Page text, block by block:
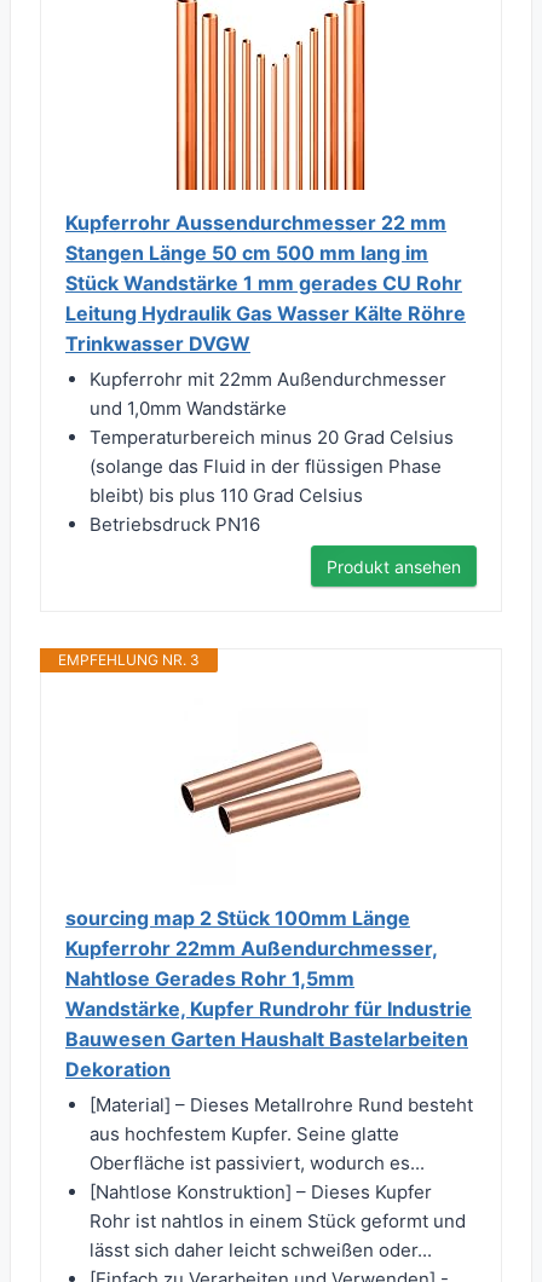
Kupferrohr Aussendurchmesser 22 mm
Stangen Länge 50 cm 500 mm lang im
Stück Wandstärke 1 mm gerades CU Rohr
Leitung Hydraulik Gas Wasser Kälte Röhre
Trinkwasser DVGW
Kupferrohr mit 22mm Außendurchmesser
und 1,0mm Wandstärke
Temperaturbereich minus 20 Grad Celsius
(solange das Fluid in der flüssigen Phase
bleibt) bis plus 110 Grad Celsius
Betriebsdruck PN16
Produkt ansehen
EMPFEHLUNG NR. 3
sourcing map 2 Stück 100mm Länge
Kupferrohr 22mm Außendurchmesser,
Nahtlose Gerades Rohr 1,5mm
Wandstärke, Kupfer Rundrohr für Industrie
Bauwesen Garten Haushalt Bastelarbeiten
Dekoration
[Material] – Dieses Metallrohre Rund besteht
aus hochfestem Kupfer. Seine glatte
Oberfläche ist passiviert, wodurch es...
[Nahtlose Konstruktion] – Dieses Kupfer
Rohr ist nahtlos in einem Stück geformt und
lässt sich daher leicht schweißen oder...